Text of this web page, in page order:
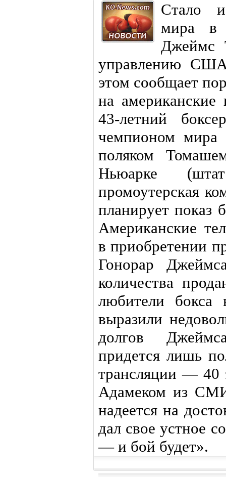
Стало
мира в
Джеймс
управлению
этом сообщает
на
43-летний
чемпионом мира
поляком
Ньюарке
промоутерская
планирует показ
Американские
в приобретении
Гонорар
количества
любители бокса
выразили
долгов
придется лишь
трансляции — 40
Адамеком из
надеется на
дал свое устное
— и бой будет».